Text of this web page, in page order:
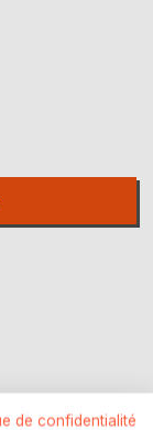
de confidentialité